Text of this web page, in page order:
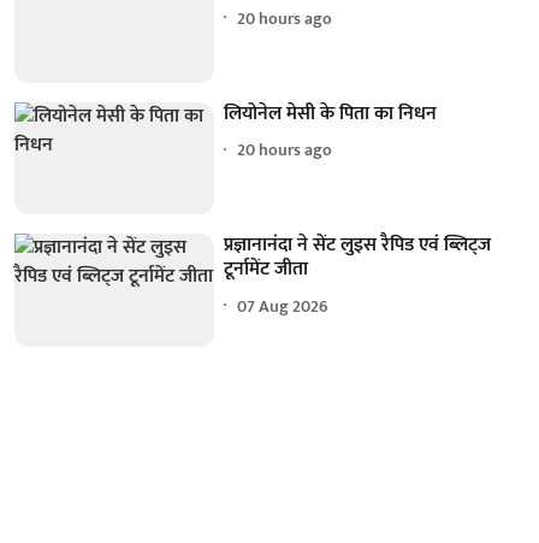
20 hours ago
लियोनेल मेसी के पिता का निधन
20 hours ago
प्रज्ञानानंदा ने सेंट लुइस रैपिड एवं ब्लिट्ज
टूर्नामेंट जीता
07 Aug 2026